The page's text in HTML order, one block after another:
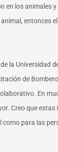
los animales
entonces
la Universidad
de
En
Creo que
para las